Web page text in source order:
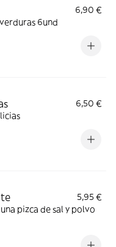
6,90 €
6und
6,50 €
5,95 €
pizca de sal y polvo